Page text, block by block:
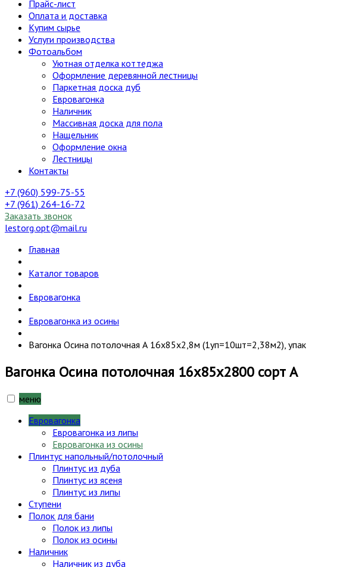
Прайс-лист
Оплата и доставка
Купим сырье
Услуги производства
Фотоальбом
Уютная отделка коттеджа
Оформление деревянной лестницы
Паркетная доска дуб
Евровагонка
Наличник
Массивная доска для пола
Нащельник
Оформление окна
Лестницы
Контакты
+7 (960) 599-75-55
+7 (961) 264-16-72
Заказать звонок
lestorg.opt@mail.ru
Главная
Каталог товаров
Евровагонка
Евровагонка из осины
Вагонка Осина потолочная А 16х85х2,8м (1уп=10шт=2,38м2), упак
Вагонка Осина потолочная 16х85х2800 сорт А
меню
Евровагонка
Евровагонка из липы
Евровагонка из осины
Плинтус напольный/потолочный
Плинтус из дуба
Плинтус из ясеня
Плинтус из липы
Ступени
Полок для бани
Полок из липы
Полок из осины
Наличник
Наличник из дуба